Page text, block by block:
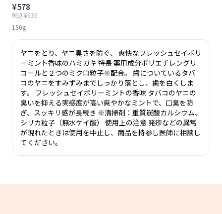
¥578
税込¥635
150g
ヤニをとり、ヤニ臭さを防ぐ、 爽快なフレッシュセイボリ
ーミント香味のハミガキ 特長 薬用成分ポリエチレングリ
コールと２つのミクロ粒子※配合。 歯についているタバ
コのヤニをすみずみまでしっかり落とし、歯を白くしま
す。 フレッシュセイボリーミントの香味 タバコのヤニの
臭いを抑える実感度が高い爽やかなミントで、口臭を防
ぎ、スッキリ感が長続き ※清掃剤：重質炭酸カルシウム、
シリカ粒子（無水ケイ酸） 使用上の注意 発疹などの異常
が現れたときは使用を中止し、商品を持参し医師に相談し
てください。